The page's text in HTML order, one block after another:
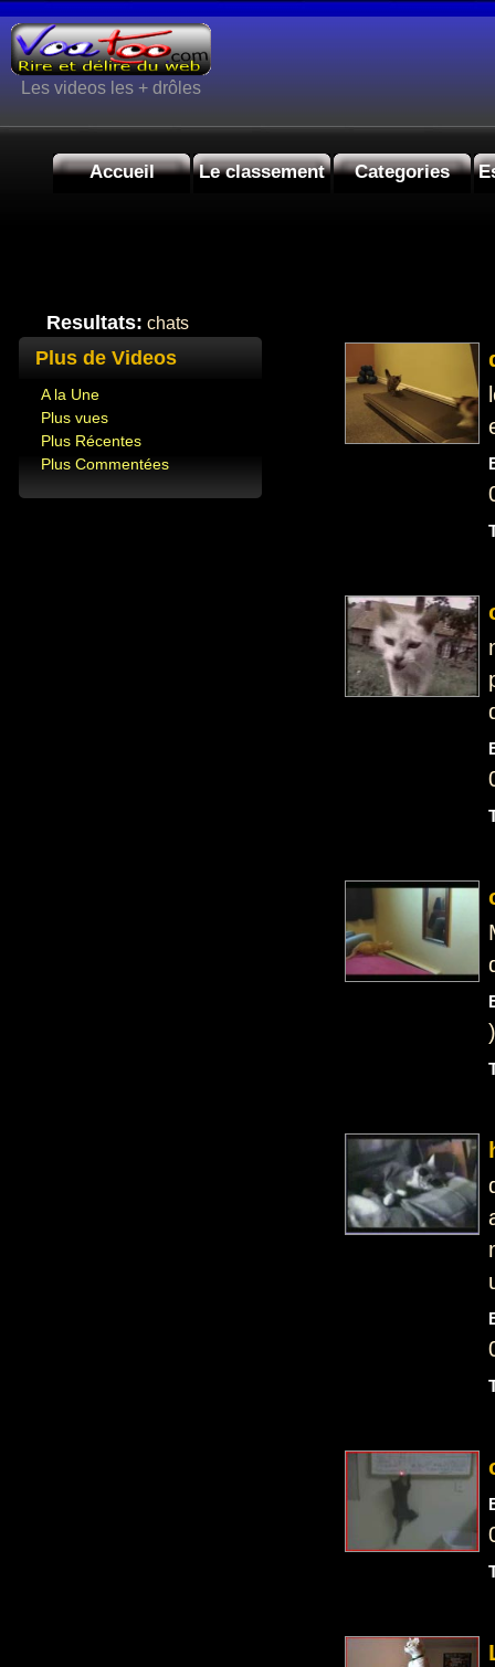
Les videos les + drôles
Accueil Le classement Categories
Resultats: chats
Plus de Videos
A la Une
Plus vues
Plus Récentes
Plus Commentées